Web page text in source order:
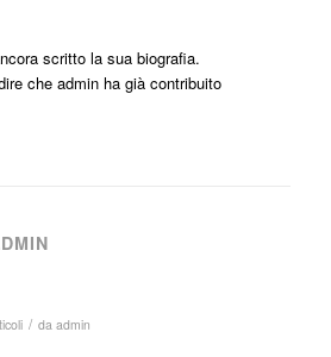
scritto la sua biografia.
che adminha già contribuito
/ da admin